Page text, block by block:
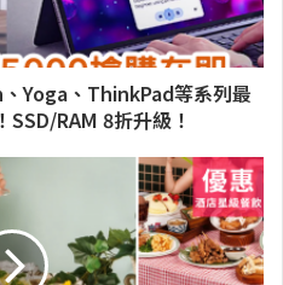
Yoga、ThinkPad等系列最
RAM 8折升級！